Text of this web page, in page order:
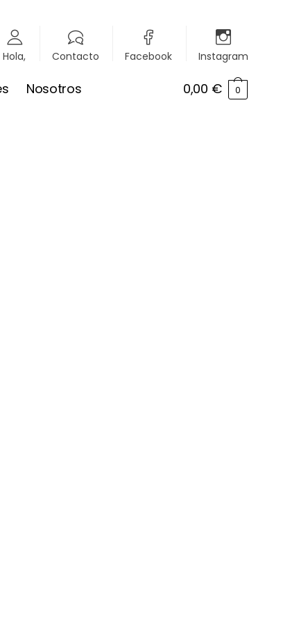
Hola, Contacto Facebook Instagram
Nosotros 0,00 € 0